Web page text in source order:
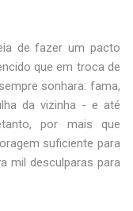
de fazer um pacto
que em troca de
sonhara: fama,
da vizinha - e até
por mais que
suficiente para
mil desculparas para